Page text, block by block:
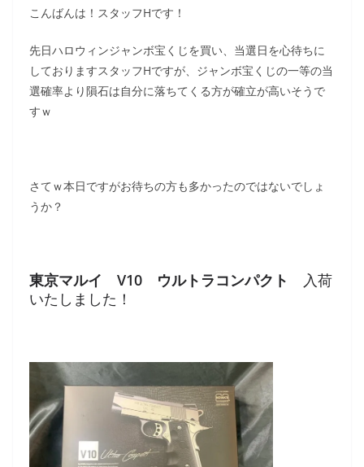
こんばんは！スタッフHです！
先日ハロウィンジャンボ宝くじを買い、当選日を心待ちに
しておりますスタッフHですが、ジャンボ宝くじの一等の当
選確率より隕石は自分に落ちてくる方が確立が高いそうで
すｗ
さてｗ本日ですがお待ちの方も多かったのではないでしょ
うか？
東京マルイ V10 ウルトラコンパクト
入荷
いたしました！